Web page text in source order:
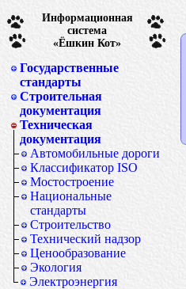
Информационная
система
«Ёшкин Кот»
Государственные
стандарты
Строительная
документация
Техническая
документация
Автомобильные дороги
Классификатор ISO
Мостостроение
Национальные
стандарты
Строительство
Технический надзор
Ценообразование
Экология
Электроэнергия